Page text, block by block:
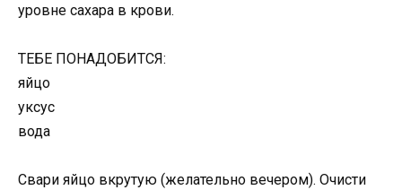
уровне сахара в крови.
ТЕБЕ ПОНАДОБИТСЯ:
яйцо
уксус
вода
Свари яйцо вкрутую (желательно вечером). Очисти